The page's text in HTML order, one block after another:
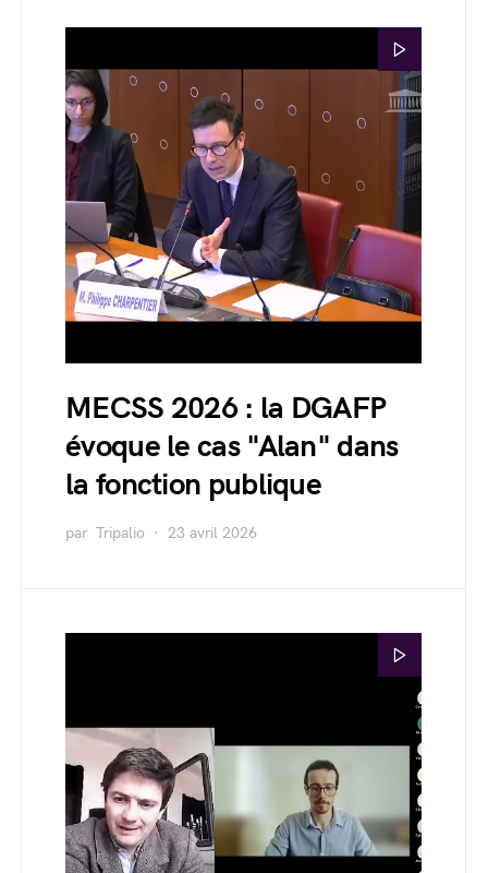
MECSS 2026 : la DGAFP
évoque le cas "Alan" dans
la fonction publique
par Tripalio 23 avril 2026